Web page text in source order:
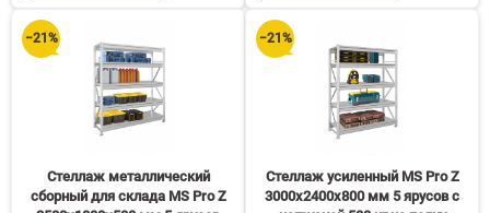
сравнению
−21%
Стеллаж металлический
сборный для склада MS Pro Z
−21%
Стеллаж усиленный MS Pro Z
3000х2400х800 мм 5 ярусов с